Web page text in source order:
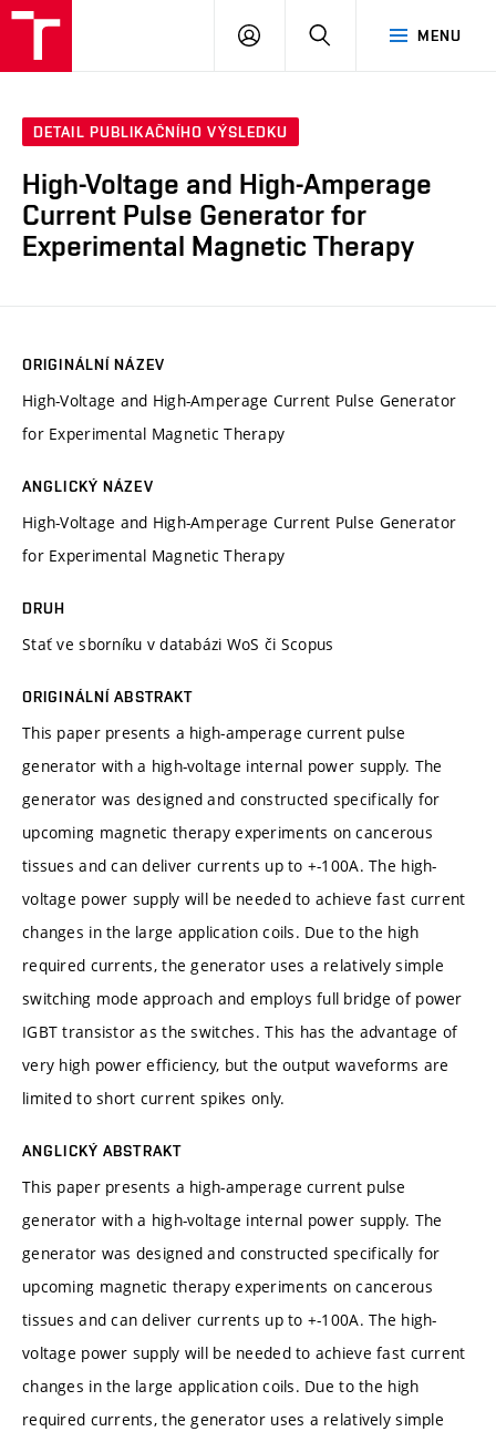
MENU
PŘIHLÁSIT
DETAIL PUBLIKAČNÍHO VÝSLEDKU
High-Voltage and High-Amperage
Current Pulse Generator for
Experimental Magnetic Therapy
ORIGINÁLNÍ NÁZEV
High-Voltage and High-Amperage Current Pulse Generator
for Experimental Magnetic Therapy
ANGLICKÝ NÁZEV
High-Voltage and High-Amperage Current Pulse Generator
for Experimental Magnetic Therapy
DRUH
Stať ve sborníku v databázi WoS či Scopus
ORIGINÁLNÍ ABSTRAKT
This paper presents a high-amperage current pulse
generator with a high-voltage internal power supply. The
generator was designed and constructed specifically for
upcoming magnetic therapy experiments on cancerous
tissues and can deliver currents up to +-100A. The high-
voltage power supply will be needed to achieve fast current
changes in the large application coils. Due to the high
required currents, the generator uses a relatively simple
switching mode approach and employs full bridge of power
IGBT transistor as the switches. This has the advantage of
very high power efficiency, but the output waveforms are
limited to short current spikes only.
ANGLICKÝ ABSTRAKT
This paper presents a high-amperage current pulse
generator with a high-voltage internal power supply. The
generator was designed and constructed specifically for
upcoming magnetic therapy experiments on cancerous
tissues and can deliver currents up to +-100A. The high-
voltage power supply will be needed to achieve fast current
changes in the large application coils. Due to the high
required currents, the generator uses a relatively simple